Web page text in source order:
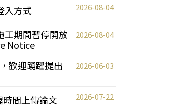
入方式 2026-08-04
工期間暫停開放
Notice
2026-08-04
歡迎踴躍提出
2026-06-03
間上傳論文 2026-07-22